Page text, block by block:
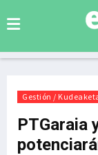
Gestión /
PTGaraia